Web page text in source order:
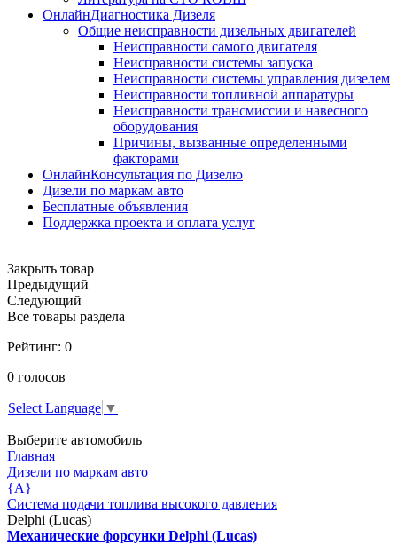
ОнлайнДиагностика Дизеля
Общие неисправности дизельных двигателей
Неисправности самого двигателя
Неисправности системы запуска
Неисправности системы управления дизелем
Неисправности топливной аппаратуры
Неисправности трансмиссии и навесного
оборудования
Причины, вызванные определенными
факторами
ОнлайнКонсультация по Дизелю
Дизели по маркам авто
Бесплатные объявления
Поддержка проекта и оплата услуг
Закрыть товар
Предыдущий
Следующий
Все товары раздела
Рейтинг: 0
0 голосов
Select Language ▼
Выберите автомобиль
Главная
Дизели по маркам авто
{A}
Система подачи топлива высокого давления
Delphi (Lucas)
Механические форсунки Delphi (Lucas)